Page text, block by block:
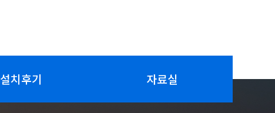
설치후기 자료실